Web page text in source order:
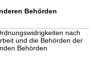
Behörden
nach
und die Behörden der
Behörden